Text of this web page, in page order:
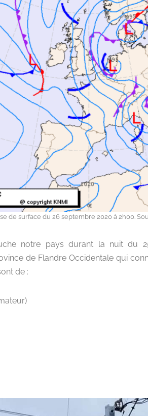
de surface du 26 septembre 2020 à 2h00.
notre pays durant la nuit du
de Flandre Occidentale qui
de :